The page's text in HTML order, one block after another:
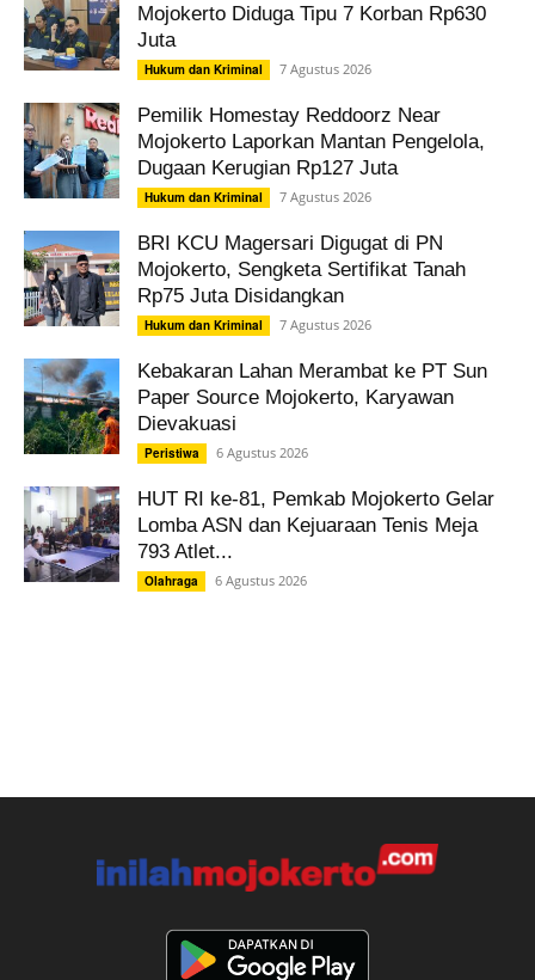
Mojokerto Diduga Tipu 7 Korban Rp630
Juta
Hukum dan Kriminal 7 Agustus 2026
Pemilik Homestay Reddoorz Near
Mojokerto Laporkan Mantan Pengelola,
Dugaan Kerugian Rp127 Juta
Hukum dan Kriminal 7 Agustus 2026
BRI KCU Magersari Digugat di PN
Mojokerto, Sengketa Sertifikat Tanah
Rp75 Juta Disidangkan
Hukum dan Kriminal 7 Agustus 2026
Kebakaran Lahan Merambat ke PT Sun
Paper Source Mojokerto, Karyawan
Dievakuasi
Peristiwa 6 Agustus 2026
HUT RI ke-81, Pemkab Mojokerto Gelar
Lomba ASN dan Kejuaraan Tenis Meja
793 Atlet...
Olahraga 6 Agustus 2026